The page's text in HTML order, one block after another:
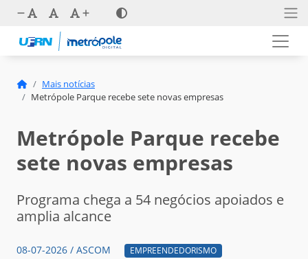
Mais notícias
Metrópole Parque recebe sete novas empresas
Metrópole Parque recebe
sete novas empresas
Programa chega a 54 negócios apoiados e
amplia alcance
08-07-2026 / ASCOM
EMPREENDEDORISMO